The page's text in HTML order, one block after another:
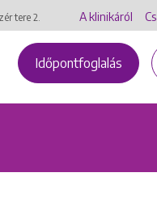
tere 2. A klinikáról
Időpontfoglalás